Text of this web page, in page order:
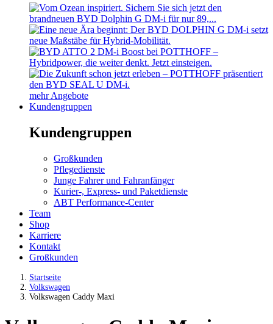
mehr Angebote
Kundengruppen
Kundengruppen
Großkunden
Pflegedienste
Junge Fahrer und Fahranfänger
Kurier-, Express- und Paketdienste
ABT Performance-Center
Team
Shop
Karriere
Kontakt
Großkunden
Startseite
Volkswagen
Volkswagen Caddy Maxi